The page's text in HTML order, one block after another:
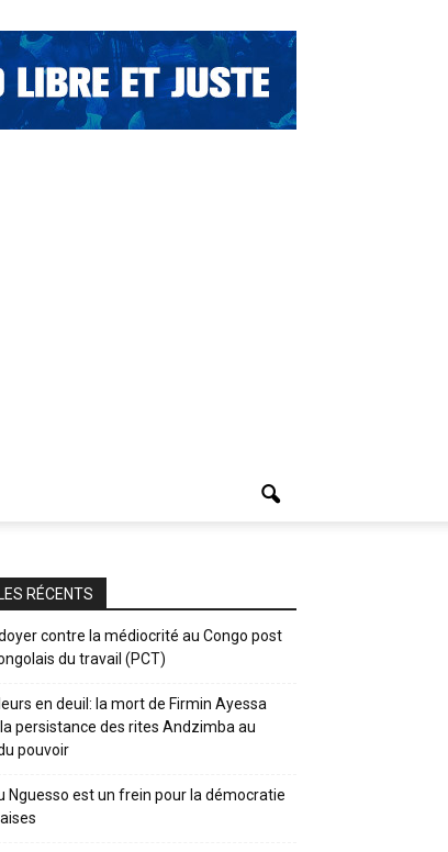
RÉCENTS
contre la médiocrité au Congo post
du travail (PCT)
en deuil: la mort de Firmin Ayessa
persistance des rites Andzimba au
pouvoir
Nguesso est un frein pour la démocratie